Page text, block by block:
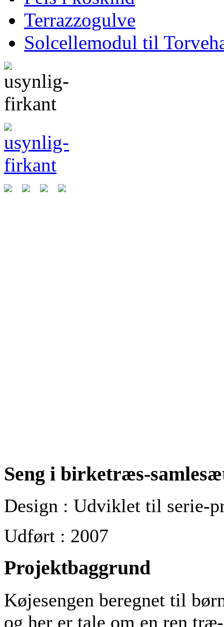
Terrazzogulve
Solcellemodul til
Seng i birketræs-
Design : Udviklet til serie-
Udført : 2007
Projektbaggrund
Køjesengen beregnet til
og her er tale om en ren